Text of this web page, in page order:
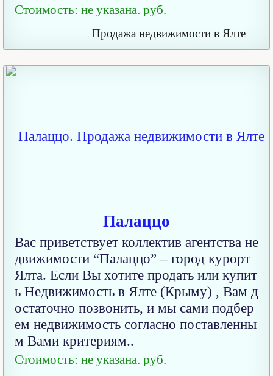
Стоимость: не указана. руб.
Продажа недвижимости в Ялте
Палаццо
Вас приветствует коллектив агентства не
движимости “Палаццо” – город курорт
Ялта. Если Вы хотите продать или купит
ь Недвижимость в Ялте (Крыму) , Вам д
остаточно позвонить, и мы сами подбер
ем недвижимость согласно поставленны
м Вами критериям..
Стоимость: не указана. руб.